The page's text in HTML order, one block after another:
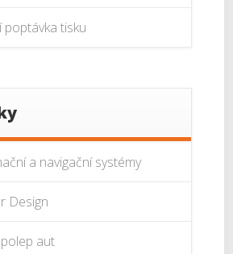
poptávka tisku
a navigační systémy
Design
polep aut